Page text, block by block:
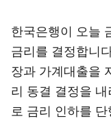
한국은행이 오늘
금리를 결정합니
장과 가계대출을
리 동결 결정을
로 금리 인하를